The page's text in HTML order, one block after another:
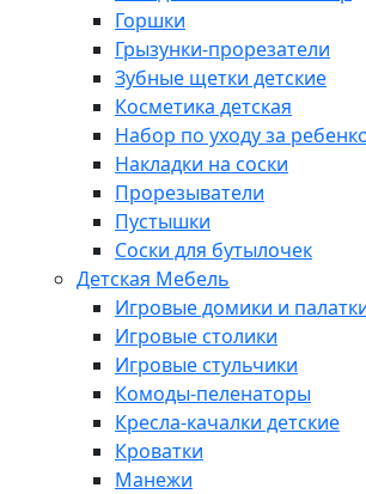
Горшки
Грызунки-прорезатели
Зубные щетки детские
Косметика детская
Набор по уходу за
Накладки на соски
Прорезыватели
Пустышки
Соски для бутылочек
Детская Мебель
Игровые домики и
Игровые столики
Игровые стульчики
Комоды-пеленаторы
Кресла-качалки детские
Кроватки
Манежи